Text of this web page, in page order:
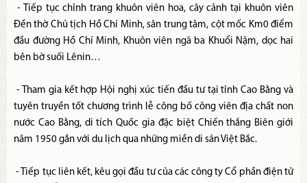
- Tiếp tục chỉnh trang khuôn viên hoa, cây cảnh tại khuôn viên
Đền thờ Chủ tịch Hồ Chí Minh, sân trung tâm, cột mốc Km0 điểm
đầu đường Hồ Chí Minh, Khuôn viên ngã ba Khuổi Nặm, dọc hai
bên bờ suối Lênin…
- Tham gia kết hợp Hội nghị xúc tiến đầu tư tại tỉnh Cao Bằng và
tuyên truyền tốt chương trình lễ công bố công viên địa chất non
nước Cao Bằng, di tích Quốc gia đặc biệt Chiến thắng Biên giới
năm 1950 gắn với du lịch qua những miền di sản Việt Bắc.
- Tiếp tục liên kết, kêu gọi đầu tư của các công ty Cổ phần điện tử